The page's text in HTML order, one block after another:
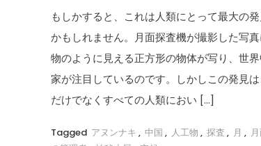
もしかすると、これは人類にとって最大の
かもしれません。月面探査機が撮影した写
物のように見える正方形の物体が写り、世
家が注目しているのです。しかしこの発見
だけでなくすべての人類におい […]
Tagged アヌンナキ , 中国 , 人工物 , 探査 , 月 ,